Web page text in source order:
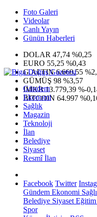
Foto Galeri
Videolar
Canlı Yayın
Günün Haberleri
DOLAR 47,74 %0,25
EURO 55,25 %0,43
G.ALTIN6.660,55
GÜMÜŞ 98 %3,57
IMKB13.779,39 %-
BITCOIN 64.997
Gündem
Ekonomi
Sağlık
Magazin
Teknoloji
İlan
Belediye
Siyaset
Resmî İlan
Facebook Twitter
Gündem Ekonomi
Belediye Siyaset Eğitim
Spor